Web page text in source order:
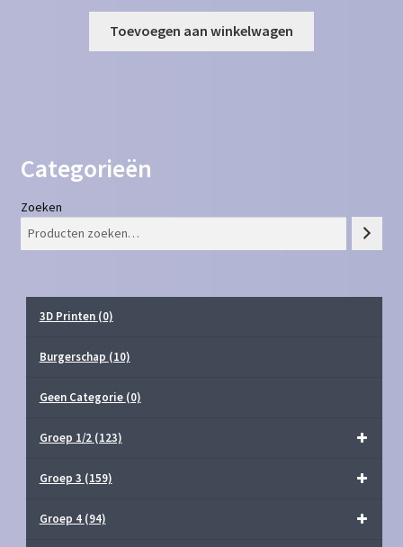
Toevoegen aan winkelwagen
Categorieën
Zoeken
3D Printen (0)
Burgerschap (10)
Geen Categorie (0)
Groep 1/2 (123)
Groep 3 (159)
Groep 4 (94)